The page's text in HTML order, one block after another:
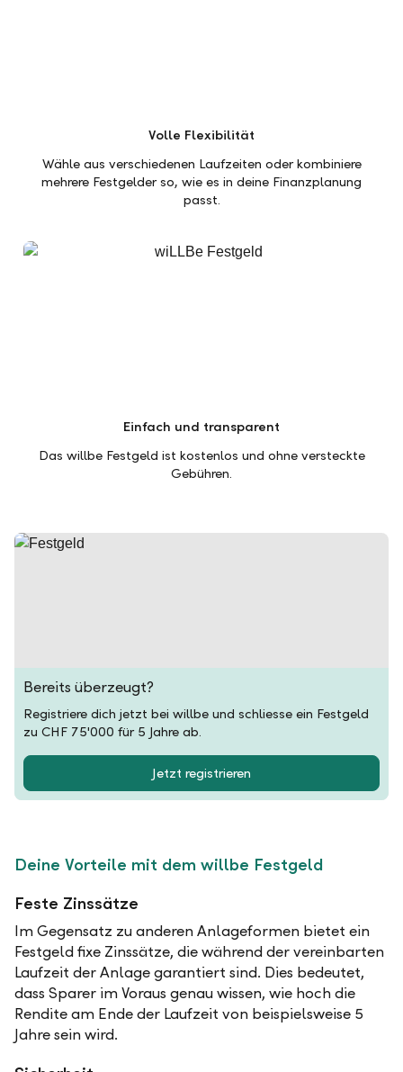
Volle Flexibilität
Wähle aus verschiedenen Laufzeiten oder kombiniere
mehrere Festgelder so, wie es in deine Finanzplanung
passt.
Einfach und transparent
Das willbe Festgeld ist kostenlos und ohne versteckte
Gebühren.
Bereits überzeugt?
Registriere dich jetzt bei willbe und schliesse ein Festgeld
zu CHF 75'000 für 5 Jahre ab.
Jetzt registrieren
Deine Vorteile mit dem willbe Festgeld
Feste Zinssätze
Im Gegensatz zu anderen Anlageformen bietet ein
Festgeld fixe Zinssätze, die während der vereinbarten
Laufzeit der Anlage garantiert sind. Dies bedeutet,
dass Sparer im Voraus genau wissen, wie hoch die
Rendite am Ende der Laufzeit von beispielsweise 5
Jahre sein wird.